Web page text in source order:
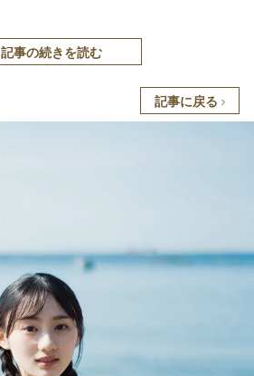
記事の続きを読む
記事に戻る